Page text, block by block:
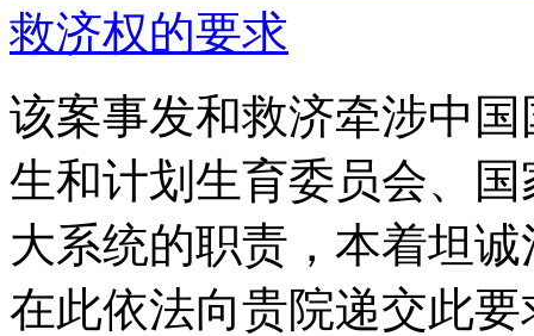
救济权的要求
该案事发和救济牵涉中
生和计划生育委员会、
大系统的职责，本着坦
在此依法向贵院递交此要